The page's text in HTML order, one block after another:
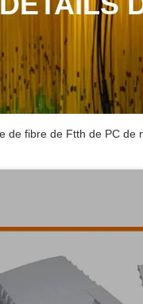
de fibre de Ftth de PC